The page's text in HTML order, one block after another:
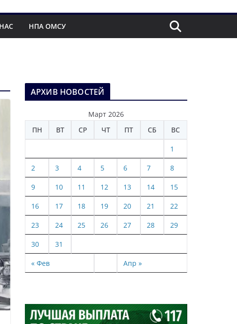
НПА ОМСУ
АРХИВ НОВОСТЕЙ
Март 2026
ПН
ВТ СР ЧТ ПТ СБ ВС
« Фев Апр »
1
2 3 4 5 6 7 8
9 10 11 12 13 14 15
16 17 18 19 20 21 22
23 24 25 26 27 28 29
30 31